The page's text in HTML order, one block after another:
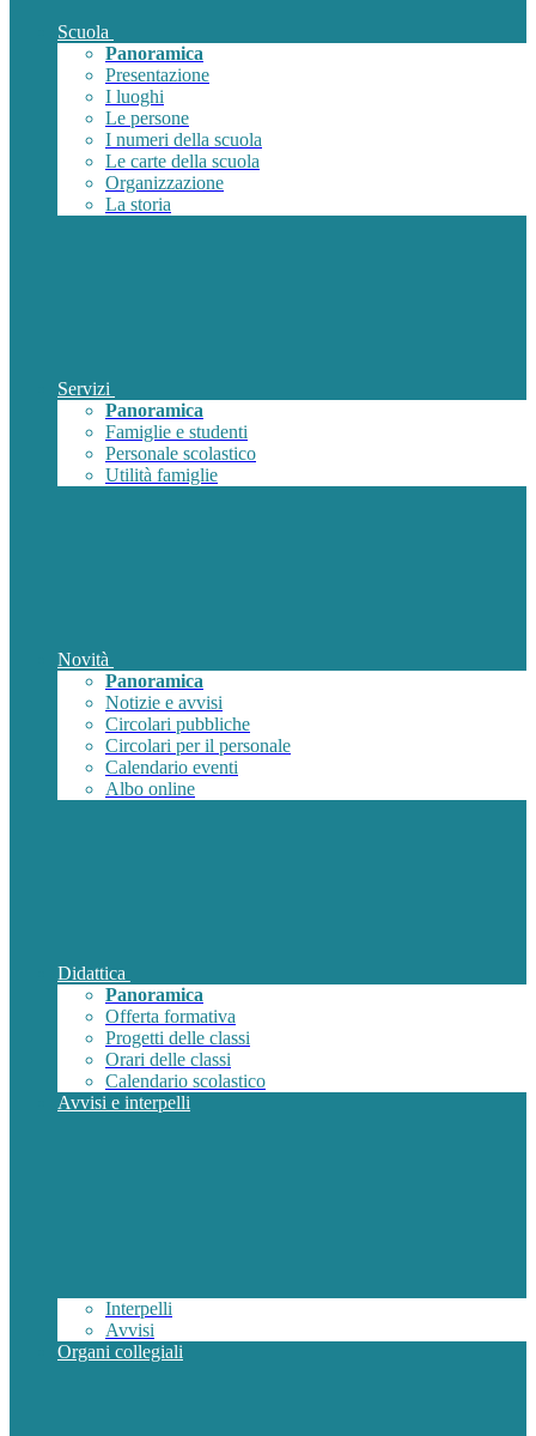
Scuola
Panoramica
Presentazione
I luoghi
Le persone
I numeri della scuola
Le carte della scuola
Organizzazione
La storia
Servizi
Panoramica
Famiglie e studenti
Personale scolastico
Utilità famiglie
Novità
Panoramica
Notizie e avvisi
Circolari pubbliche
Circolari per il personale
Calendario eventi
Albo online
Didattica
Panoramica
Offerta formativa
Progetti delle classi
Orari delle classi
Calendario scolastico
Avvisi e interpelli
Interpelli
Avvisi
Organi collegiali